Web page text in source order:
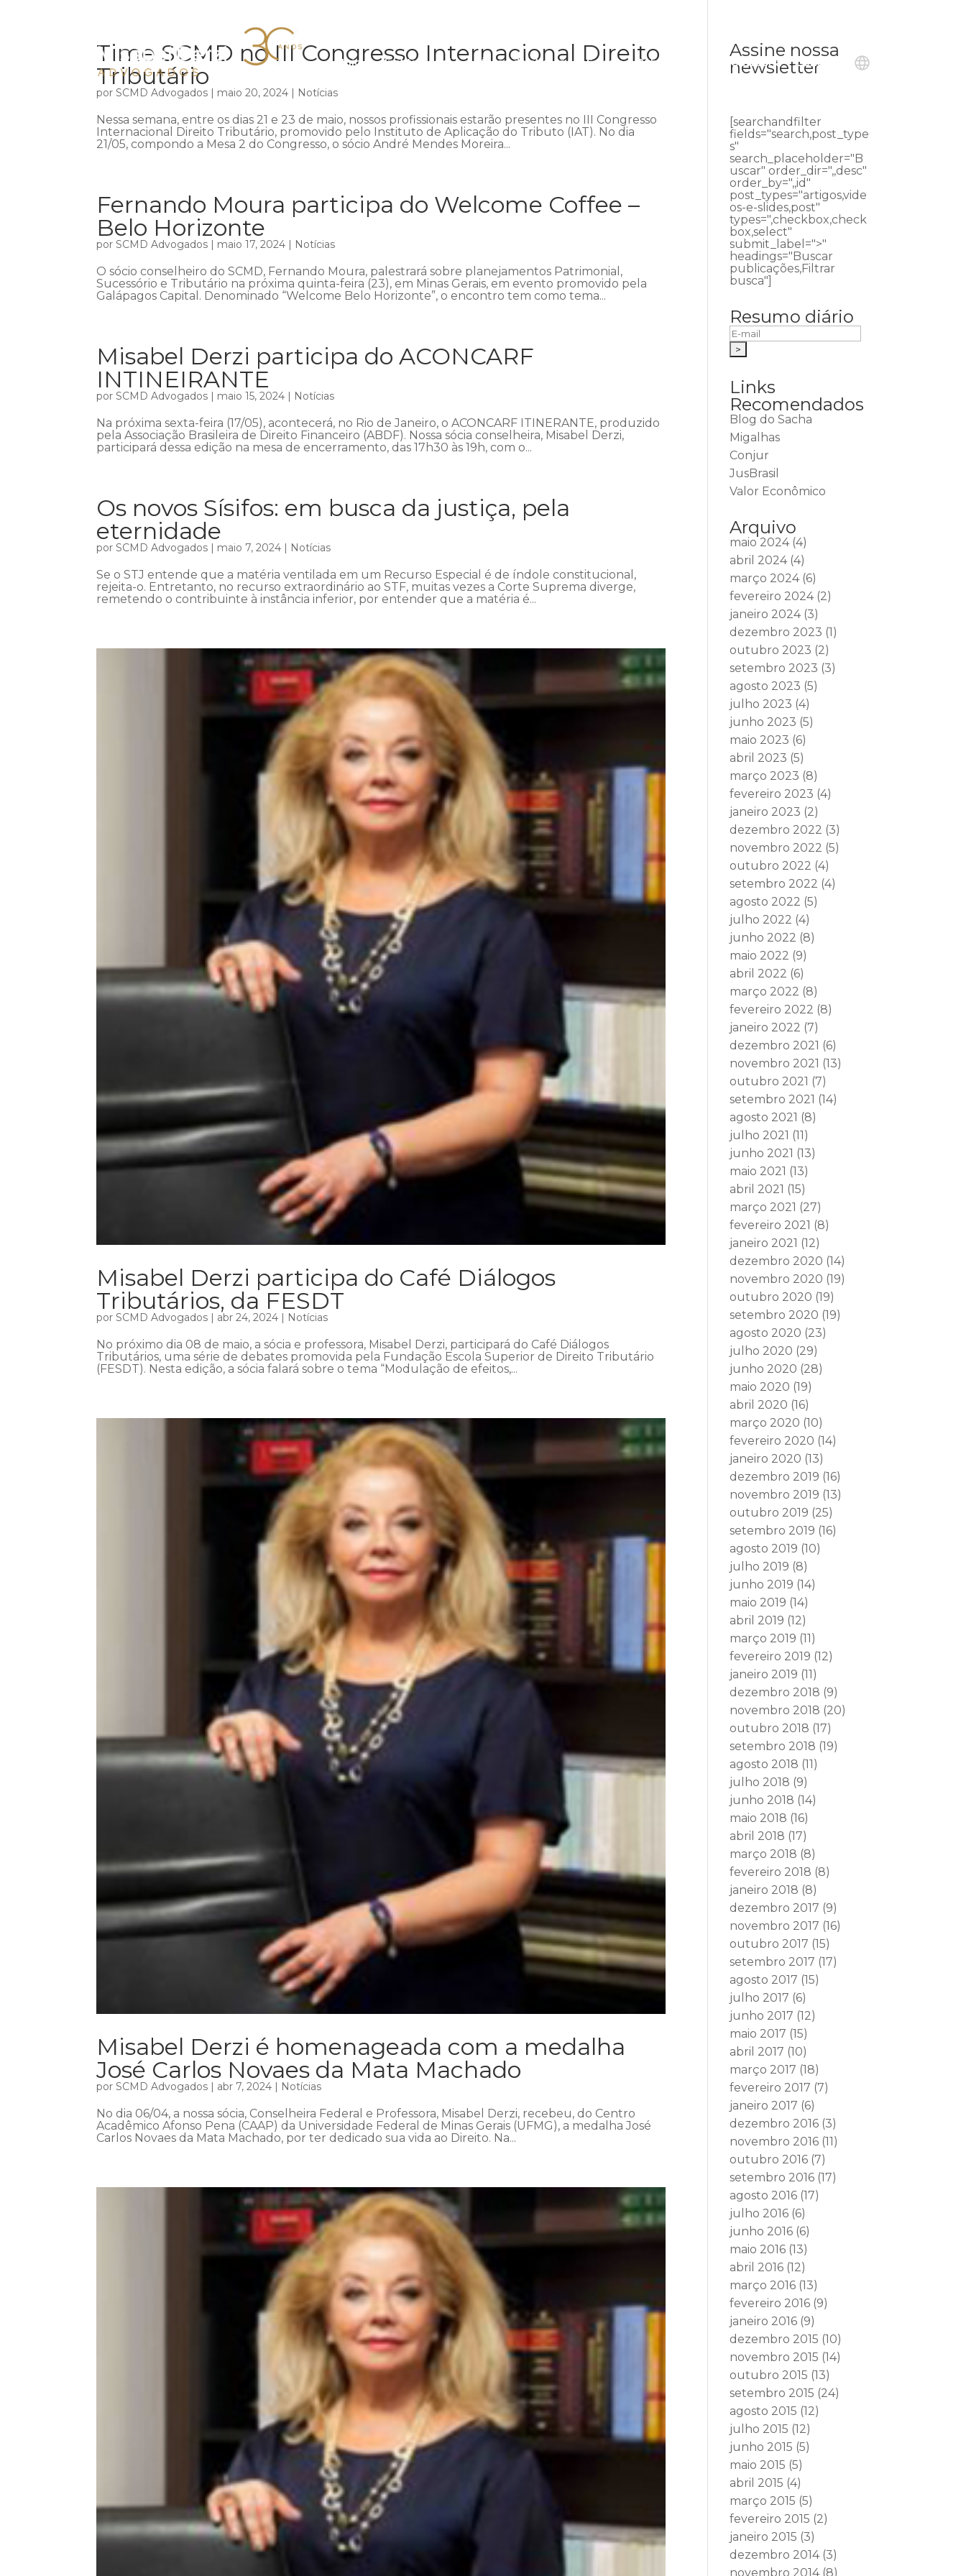
Início Institucional Áreas de atuação Equipe Publicações Ouvidoria Contato
Time SCMD no III Congresso Internacional Direito
Tributário
porSCMD Advogados | maio 20, 2024 | Notícias
Nessa semana, entre os dias 21 e 23 de maio, nossos profissionais estarão presentes no III Congresso
Internacional Direito Tributário, promovido pelo Instituto de Aplicação do Tributo (IAT). No dia
21/05, compondo a Mesa 2 do Congresso, o sócio André Mendes Moreira...
Fernando Moura participa do Welcome Coffee –
Belo Horizonte
porSCMD Advogados | maio 17, 2024 | Notícias
O sócio conselheiro do SCMD, Fernando Moura, palestrará sobre planejamentos Patrimonial,
Sucessório e Tributário na próxima quinta-feira (23), em Minas Gerais, em evento promovido pela
Galápagos Capital. Denominado “Welcome Belo Horizonte”, o encontro tem como tema...
Misabel Derzi participa do ACONCARF
INTINEIRANTE
porSCMD Advogados | maio 15, 2024 | Notícias
Na próxima sexta-feira (17/05), acontecerá, no Rio de Janeiro, o ACONCARF ITINERANTE, produzido
pela Associação Brasileira de Direito Financeiro (ABDF). Nossa sócia conselheira, Misabel Derzi,
participará dessa edição na mesa de encerramento, das 17h30 às 19h, com o...
Os novos Sísifos: em busca da justiça, pela
eternidade
porSCMD Advogados | maio 7, 2024 | Notícias
Se o STJ entende que a matéria ventilada em um Recurso Especial é de índole constitucional,
rejeita-o. Entretanto, no recurso extraordinário ao STF, muitas vezes a Corte Suprema diverge,
remetendo o contribuinte à instância inferior, por entender que a matéria é...
Misabel Derzi participa do Café Diálogos
Tributários, da FESDT
porSCMD Advogados | abr 24, 2024 | Notícias
No próximo dia 08 de maio, a sócia e professora, Misabel Derzi, participará do Café Diálogos
Tributários, uma série de debates promovida pela Fundação Escola Superior de Direito Tributário
(FESDT). Nesta edição, a sócia falará sobre o tema “Modulação de efeitos,...
Misabel Derzi é homenageada com a medalha
José Carlos Novaes da Mata Machado
porSCMD Advogados | abr 7, 2024 | Notícias
No dia 06/04, a nossa sócia, Conselheira Federal e Professora, Misabel Derzi, recebeu, do Centro
Acadêmico Afonso Pena (CAAP) da Universidade Federal de Minas Gerais (UFMG), a medalha José
Carlos Novaes da Mata Machado, por ter dedicado sua vida ao Direito. Na...
Assine nossa
newsletter
[searchandfilter
fields="search,post_type
s"
search_placeholder="B
uscar" order_dir=",,desc"
order_by=",,id"
post_types="artigos,vide
os-e-slides,post"
types=",checkbox,check
box,select"
submit_label=">"
headings="Buscar
publicações,Filtrar
busca"]
Resumo diário
Links
Recomendados
Blog do Sacha
Migalhas
Conjur
JusBrasil
Valor Econômico
Arquivo
maio 2024(4)
abril 2024(4)
março 2024(6)
fevereiro 2024(2)
janeiro 2024(3)
dezembro 2023 (1)
outubro 2023 (2)
setembro 2023 (3)
agosto 2023 (5)
julho 2023 (4)
junho 2023 (5)
maio 2023 (6)
abril 2023 (5)
março 2023 (8)
fevereiro 2023 (4)
janeiro 2023 (2)
dezembro 2022 (3)
novembro 2022 (5)
outubro 2022 (4)
setembro 2022 (4)
agosto 2022 (5)
julho 2022 (4)
junho 2022 (8)
maio 2022 (9)
abril 2022 (6)
março 2022 (8)
fevereiro 2022 (8)
janeiro 2022 (7)
dezembro 2021 (6)
novembro 2021 (13)
outubro 2021 (7)
setembro 2021 (14)
agosto 2021 (8)
julho 2021 (11)
junho 2021 (13)
maio 2021 (13)
abril 2021 (15)
março 2021 (27)
fevereiro 2021 (8)
janeiro 2021 (12)
dezembro 2020 (14)
novembro 2020 (19)
outubro 2020 (19)
setembro 2020 (19)
agosto 2020 (23)
julho 2020 (29)
junho 2020 (28)
maio 2020 (19)
abril 2020 (16)
março 2020 (10)
fevereiro 2020 (14)
janeiro 2020 (13)
dezembro 2019 (16)
novembro 2019 (13)
outubro 2019 (25)
setembro 2019 (16)
agosto 2019 (10)
julho 2019 (8)
junho 2019 (14)
maio 2019 (14)
abril 2019 (12)
março 2019 (11)
fevereiro 2019 (12)
janeiro 2019 (11)
dezembro 2018 (9)
novembro 2018 (20)
outubro 2018 (17)
setembro 2018 (19)
agosto 2018 (11)
julho 2018 (9)
junho 2018 (14)
maio 2018 (16)
abril 2018 (17)
março 2018 (8)
fevereiro 2018 (8)
janeiro 2018 (8)
dezembro 2017 (9)
novembro 2017 (16)
outubro 2017 (15)
setembro 2017 (17)
agosto 2017 (15)
julho 2017 (6)
junho 2017 (12)
maio 2017 (15)
abril 2017 (10)
março 2017 (18)
fevereiro 2017 (7)
janeiro 2017 (6)
dezembro 2016 (3)
novembro 2016 (11)
outubro 2016 (7)
setembro 2016 (17)
agosto 2016 (17)
julho 2016 (6)
junho 2016 (6)
maio 2016 (13)
abril 2016 (12)
março 2016 (13)
fevereiro 2016 (9)
janeiro 2016 (9)
dezembro 2015 (10)
novembro 2015 (14)
outubro 2015 (13)
setembro 2015 (24)
agosto 2015 (12)
julho 2015 (12)
junho 2015 (5)
maio 2015 (5)
abril 2015 (4)
março 2015 (5)
fevereiro 2015 (2)
janeiro 2015 (3)
dezembro 2014(3)
novembro 2014(8)